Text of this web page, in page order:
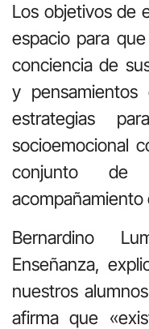
Los objetivos de
espacio para
conciencia de
y
estrategias
socioemocional
conjunto de
acompañamiento
Bernardino
Enseñanza,
nuestros
afirma que